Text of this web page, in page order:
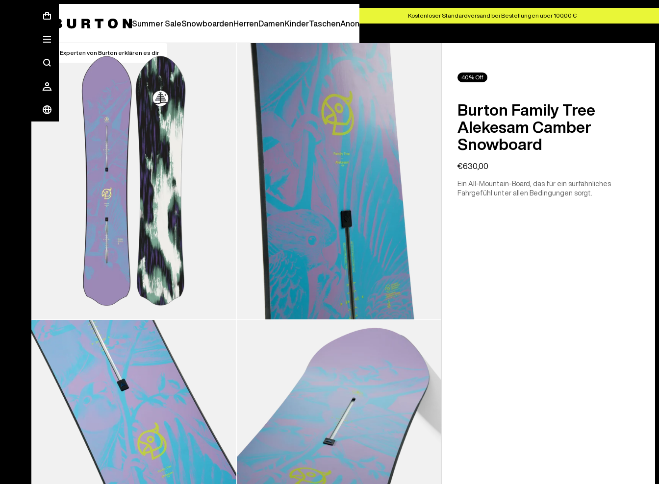
Kostenloser Standardversand bei Bestellungen über 100,00 €
Summer SaleSnowboardenHerrenDamenKinderTaschenAnon
Die Experten von Burton erklären es dir
40% Off
Burton Family Tree
Alekesam Camber
Snowboard
€630,00
Ein All-Mountain-Board, das für ein surfähnliches
Fahrgefühl unter allen Bedingungen sorgt.